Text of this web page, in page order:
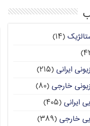
(۱۴)
ایرانی (۲۱۵)
خارجی (۸۰)
ایرانی (۴۰۵)
خارجی (۳۸۹)